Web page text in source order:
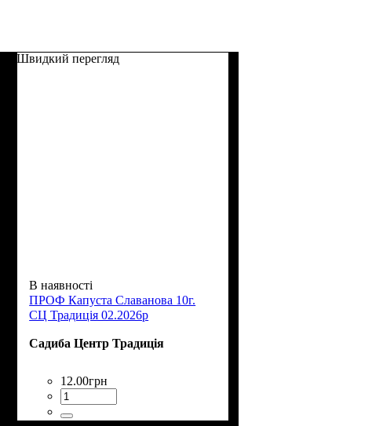
Швидкий перегляд
В наявності
ПРОФ Капуста Славанова 10г.
СЦ Традиція 02.2026р
Садиба Центр Традиція
12.00грн